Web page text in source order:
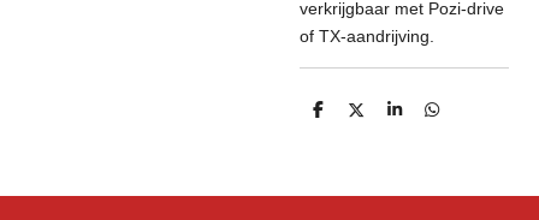
verkrijgbaar met Pozi-drive
of TX-aandrijving.
D
D
S
D